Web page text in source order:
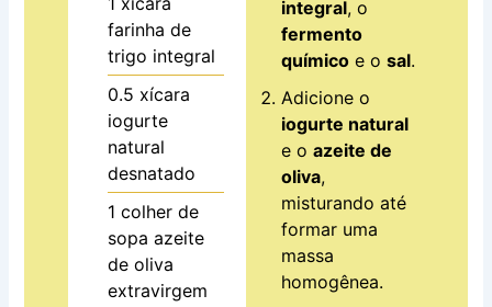
farinha de
trigo integral
0.5 xícara
iogurte
natural
desnatado
1 colher de
sopa azeite
de oliva
extravirgem
integral, o
fermento
químico e o sal.
Adicione o
iogurte natural
e o azeite de
oliva,
misturando até
formar uma
massa
homogênea.